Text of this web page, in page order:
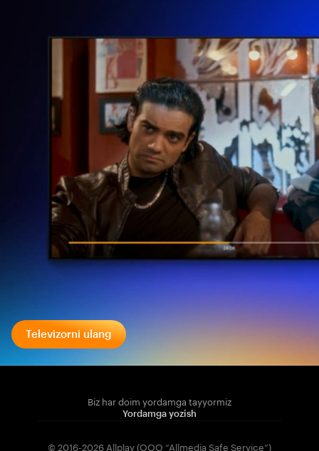
Televizorni ulang
Biz har doim yordamga tayyormiz
Yordamga yozish
© 2016-2026 Allplay (OOO “Allmedia Safe Service”)